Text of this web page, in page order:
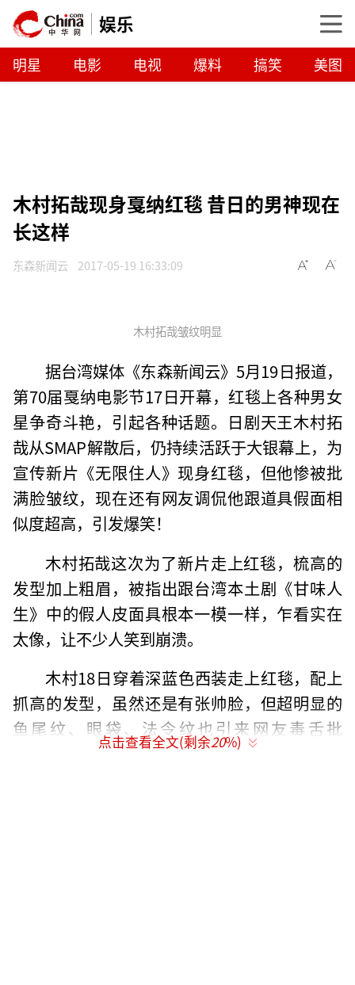
娱乐
明星 电影 电视 爆料 搞笑 美图
木村拓哉现身戛纳红毯 昔日的男神现在
长这样
东森新闻云 2017-05-19 16:33:09
木村拓哉皱纹明显
据台湾媒体《东森新闻云》5月19日报道，
第70届戛纳电影节17日开幕，红毯上各种男女
星争奇斗艳，引起各种话题。日剧天王木村拓
哉从SMAP解散后，仍持续活跃于大银幕上，为
宣传新片《无限住人》现身红毯，但他惨被批
满脸皱纹，现在还有网友调侃他跟道具假面相
似度超高，引发爆笑！
木村拓哉这次为了新片走上红毯，梳高的
发型加上粗眉，被指出跟台湾本土剧《甘味人
生》中的假人皮面具根本一模一样，乍看实在
太像，让不少人笑到崩溃。
木村18日穿着深蓝色西装走上红毯，配上
抓高的发型，虽然还是有张帅脸，但超明显的
鱼尾纹、眼袋、法令纹也引来网友毒舌批
评：“像是过气的AV男优！”不笑时的他也有
点击查看全文(剩余20%)